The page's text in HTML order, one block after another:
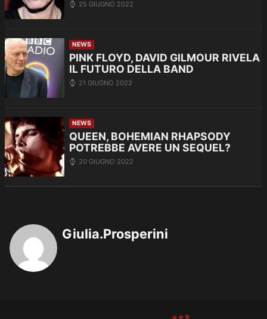
25 GIUGNO 2022
NEWS
PINK FLOYD, DAVID GILMOUR RIVELA
IL FUTURO DELLA BAND
21 GIUGNO 2022
NEWS
QUEEN, BOHEMIAN RHAPSODY
POTREBBE AVERE UN SEQUEL?
20 GIUGNO 2022
Giulia.Prosperini